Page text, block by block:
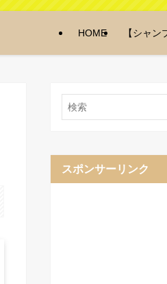
HOME 【シャ
スポンサーリンク